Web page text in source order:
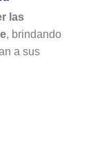
las
, brindando
a sus